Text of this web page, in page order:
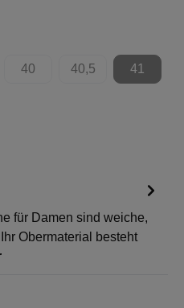
verfügbar.)nicht verfügbar.)
Option ist zurzeit nicht verfügbar.)
40
(Diese Option ist zurzeit nicht
40,5
(Diese Option ist
41
(Diese
verfügbar.)nicht verfügbar.)
Option ist zurzeit nicht verfügbar.)
für Damen sind weiche,
Obermaterial besteht